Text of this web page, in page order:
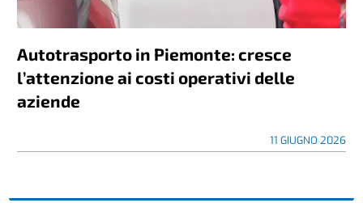
Autotrasporto in Piemonte: cresce
l’attenzione ai costi operativi delle
aziende
11 GIUGNO 2026